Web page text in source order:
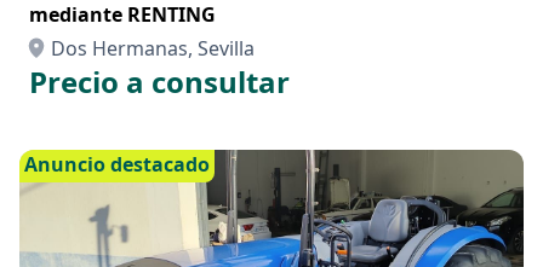
mediante RENTING
Dos Hermanas, Sevilla
Precio a consultar
Anuncio destacado